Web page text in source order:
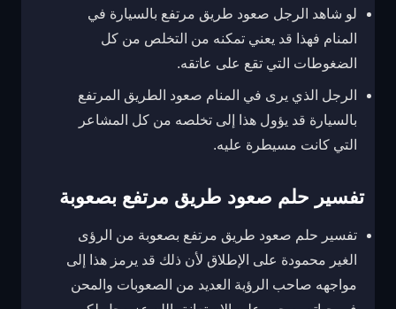
لو شاهد الرجل صعود طريق مرتفع بالسيارة في
المنام فهذا قد يعني تمكنه من التخلص من كل
الضغوطات التي تقع على عاتقه.
الرجل الذي يرى في المنام صعود الطريق المرتفع
بالسيارة قد يؤول هذا إلى تخلصه من كل المشاعر
التي كانت مسيطرة عليه.
تفسير حلم صعود طريق مرتفع بصعوبة
تفسير حلم صعود طريق مرتفع بصعوبة من الرؤى
الغير محمودة على الإطلاق لأن ذلك قد يرمز هذا إلى
مواجهه صاحب الرؤية العديد من الصعوبات والمحن